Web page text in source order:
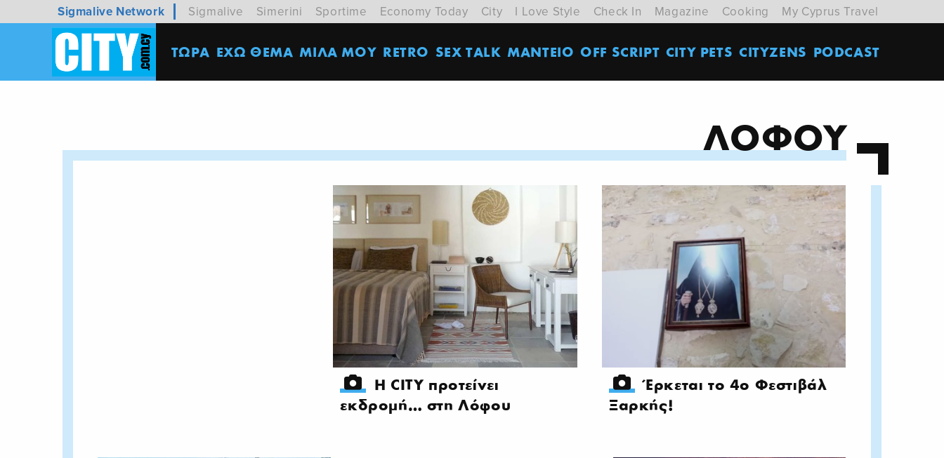
Sigmalive Network Sigmalive Simerini Sportime Economy Today City I Love Style Check In Magazine Cooking My Cyprus Travel
ΤΩΡΑ ΕΧΩ ΘΕΜΑ MΙΛΑ ΜΟΥ RETRO SEX TALK ΜΑΝΤΕΙΟ OFF SCRIPT CITY PETS CITYZENS PODCAST
ΛΟΦΟΥ
Η CITY προτείνει
εκδρομή… στη Λόφου
Έρκεται το 4ο Φεστιβάλ
Ξαρκής!